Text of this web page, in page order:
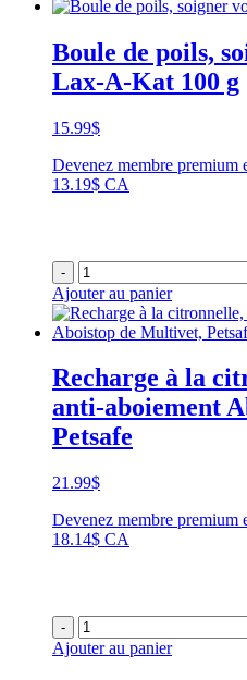
Boule de poils,
Lax-A-Kat 100 g
15.99$
Devenez membre premium
13.19$ CA
-
Ajouter au panier
Recharge à la
anti-aboiement
Petsafe
21.99$
Devenez membre premium
18.14$ CA
-
Ajouter au panier